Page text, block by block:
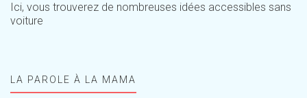
Ici, vous trouverez de nombreuses idées accessibles sans
voiture
LA PAROLE À LA MAMA